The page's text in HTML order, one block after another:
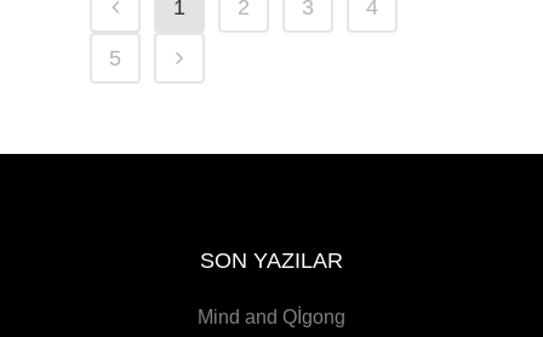
1 2 3 4
5
SON YAZILAR
Mind and Qİgong